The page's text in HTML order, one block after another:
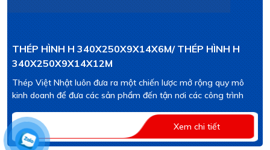
THÉP HÌNH H 340X250X9X14X6M/ THÉP HÌNH H
340X250X9X14X12M
Thép Việt Nhật luôn đưa ra một chiến lược mở rộng quy mô
kinh doanh để đưa các sản phẩm đến tận nơi các công trình
Xem chi tiết